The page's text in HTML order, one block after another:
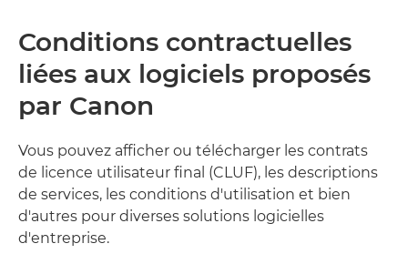
Conditions contractuelles
liées aux logiciels proposés
par Canon
Vous pouvez afficher ou télécharger les contrats
de licence utilisateur final (CLUF), les descriptions
de services, les conditions d'utilisation et bien
d'autres pour diverses solutions logicielles
d'entreprise.